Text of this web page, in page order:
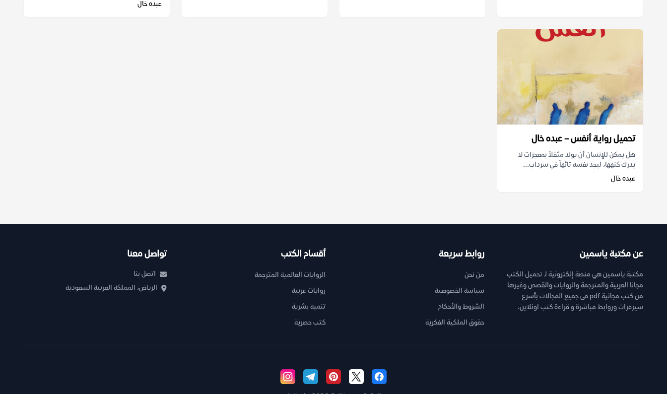
عبده خال
تحميل رواية أنفس – عبده خال
هل يمكن للإنسان أن يولد مثقلاً بمعجزات لا
يدرك كنهها، ليجد نفسه تائهاً في سرداب...
عبده خال
عن مكتبة ياسمين
مكتبة ياسمين هي منصة إلكترونية لـ تحميل الكتب
مجانا العربية والمترجمة والروايات والقصص وغيرها
من كتب مجانية pdf فى جميع المجالات بأسرع
سيرفرات وروابط مباشرة و قراءة كتب اونلاين.
روابط سريعة
من نحن
سياسة الخصوصية
الشروط والأحكام
حقوق الملكية الفكرية
أقسام الكتب
الروايات العالمية المترجمة
روايات عربية
تنمية بشرية
كتب حصرية
تواصل معنا
اتصل بنا
الرياض، المملكة العربية السعودية